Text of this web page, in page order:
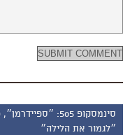
סינמסקופ 505:
״לגמור את הלילה״